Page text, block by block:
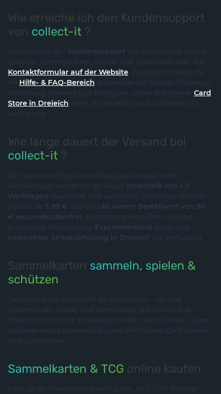
Wie erreiche ich den Kundensupport
von collect-it ?
Du erreichst den Kundensupport von collect-it.de Online
Shop für Sammelkarten, Sticker und Spielwaren über das
Kontaktformular auf der Website. Zusätzlich findest du
im Hilfe- & FAQ-Bereich Antworten auf häufige Fragen zu
Bestellung, Versand und Rückgabe. Unser stationärer Card
Store in Dreieich steht dir ebenfalls als Anlaufstelle zur
Verfügung.
Wie lange dauert der Versand bei
collect-it ?
Der Versand erfolgt zuverlässig aus Deutschland.
Bestellungen werden in der Regel innerhalb von 1–2
Werktagen bearbeitet und versendet. Die Versandkosten
starten ab 3,99 € und sind ab einem Bestellwert von 80
€ versandkostenfrei. Zusätzlich stehen DHL-Versand,
priorisierte Bearbeitung, Expressversand sowie eine
kostenfreie Selbstabholung in Dreieich zur Verfügung.
Sammelkarten sammeln, spielen &
schützen
Sammelkarten sind mehr als Spielkarten – sie sind
Leidenschaft, Hobby und Wertanlage. Bei collect-it.de
findest du nicht nur Produkte, sondern auch Wissen, Tipps
und eine aktive Community rund um Trading Card Games
und Collectibles.
Sammelkarten & TCG online kaufen
Egal, ob du Pokémon Karten kaufen, Yu-Gi-Oh! Booster